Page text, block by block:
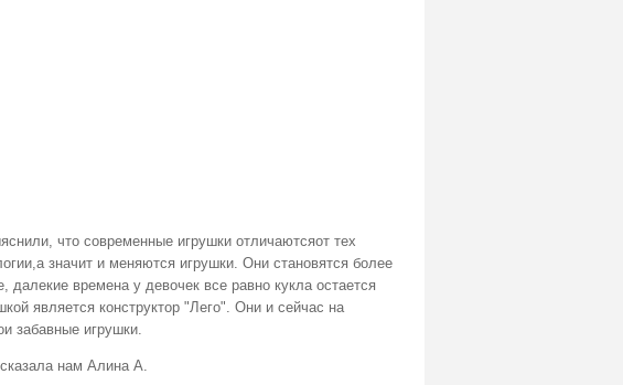
что современные игрушки отличаютсяот тех
значит и меняются игрушки. Они становятся более
времена у девочек все равно кукла остается
является конструктор "Лего". Они и сейчас на
забавные игрушки.
нам Алина А.